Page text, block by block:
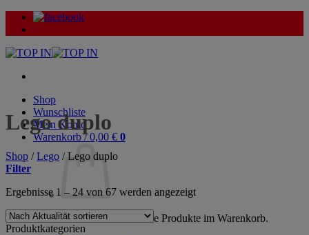
Zum
Inhalt
Shop
Wunschliste
Mein Konto
Warenkorb /0,00 € 0
Es befinden sich keine Produkte im Warenkorb.
Lego duplo
Shop / Lego /Lego duplo
Filter
Ergebnisse 1 – 24 von 67 werden angezeigtNach
sortiert
Produktkategorien